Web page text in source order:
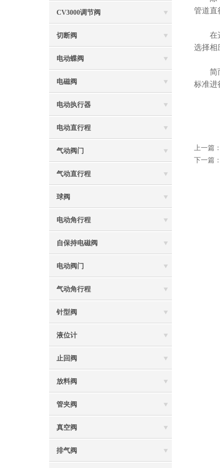
CV3000调节阀
切断阀
电动蝶阀
电磁阀
电动执行器
电动直行程
气动阀门
气动直行程
球阀
电动角行程
自保持电磁阀
电动阀门
气动角行程
针型阀
液位计
止回阀
放料阀
管夹阀
真空阀
排气阀
管道直
在选
选择相
简而
标准进
上一篇
下一篇